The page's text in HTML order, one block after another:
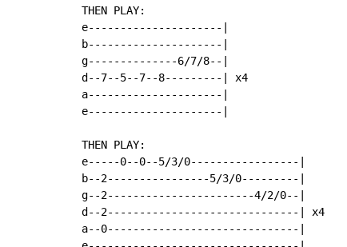
THEN PLAY:
e---------------------|
b---------------------|
g--------------6/7/8--|
d--7--5--7--8---------| x4
a---------------------|
e---------------------|
THEN PLAY:
e-----0--0--5/3/0-----------------|
b--2----------------5/3/0---------|
g--2-----------------------4/2/0--|
d--2------------------------------| x4
a--0------------------------------|